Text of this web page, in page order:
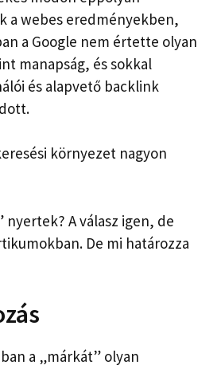
a webes eredményekben,
a Google nem értette olyan
manapság, és sokkal
és alapvető backlink
környezet nagyon
nyertek? A válasz igen, de
De mi határozza
a „márkát” olyan